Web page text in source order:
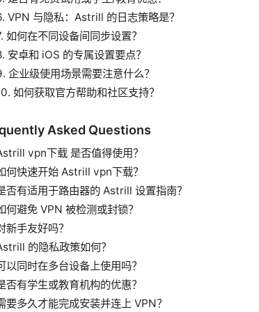
VPN 与隐私：Astrill 的日志策略是？
如何在不同设备间同步设置？
安卓和 iOS 的专属设置要点？
企业级使用场景需要注意什么？
如何获取官方帮助和社区支持？
Asked Questions
vpn下载 是否值得使用？
何快速开始 Astrill vpn下载？
否有适用于路由器的 Astrill 设置指南？
何避免 VPN 被检测或封锁？
新手友好吗？
的隐私政策如何？
以同时在多台设备上使用吗？
否有学生或教育机构的优惠？
要多久才能完成安装并连上 VPN？